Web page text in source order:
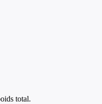
total.